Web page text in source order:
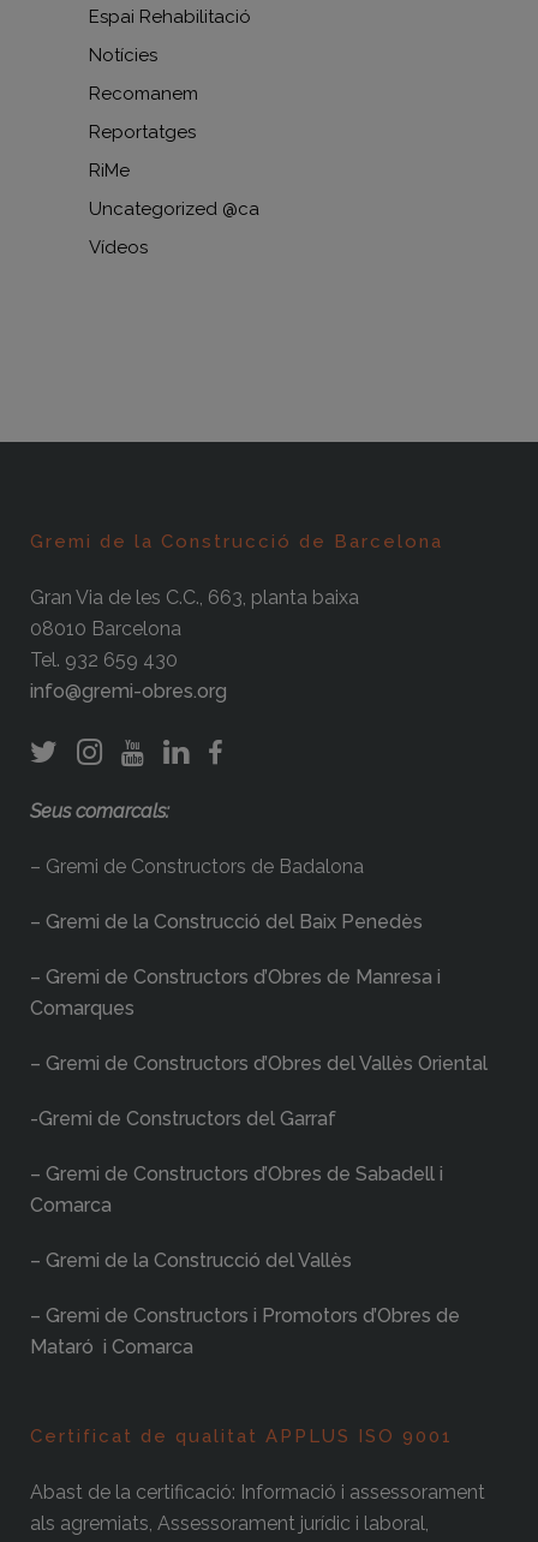
Espai Rehabilitació
Notícies
Recomanem
Reportatges
RiMe
Uncategorized @ca
Vídeos
Gremi de la Construcció de Barcelona
Gran Via de les C.C., 663, planta baixa
08010 Barcelona
Tel. 932 659 430
info@gremi-obres.org
Seus comarcals:
– Gremi de Constructors de Badalona
– Gremi de la Construcció del Baix Penedès
– Gremi de Constructors d’Obres de Manresa i
Comarques
– Gremi de Constructors d’Obres del Vallès Oriental
-Gremi de Constructors del Garraf
– Gremi de Constructors d’Obres de Sabadell i
Comarca
– Gremi de la Construcció del Vallès
– Gremi de Constructors i Promotors d’Obres de
Mataró i Comarca
Certificat de qualitat APPLUS ISO 9001
Abast de la certificació: Informació i assessorament
als agremiats, Assessorament jurídic i laboral,